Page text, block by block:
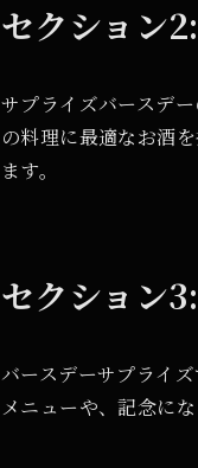
セクション
サプライズバースデ
の料理に最適なお酒
ます。
セクション
バースデーサプライ
メニューや、記念に